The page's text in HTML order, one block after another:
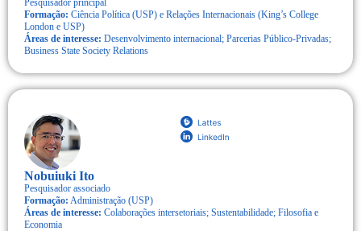
Pesquisador principal
Formação: Ciência Política (USP) e Relações Internacionais (King’s College
London e USP)
Áreas de interesse: Desenvolvimento internacional; Parcerias Público-Privadas;
Business State Society Relations
Nobuiuki Ito
Pesquisador associado
Formação: Administração (USP)
Áreas de interesse: Colaborações intersetoriais; Sustentabilidade; Filosofia e
Economia